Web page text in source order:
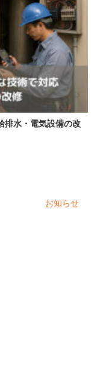
排水・電気設備の改
お知らせ